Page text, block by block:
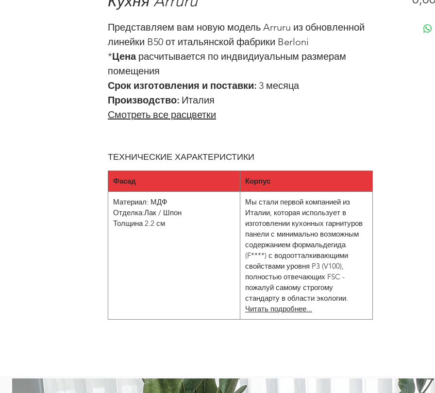
Представляем вам новую модель Arruru из обновленной
линейки B50 от итальянской фабрики Berloni
*Ценарасчитывается по индвидиуальным размерам
помещения
Срок изготовления и поставки: 3 месяца
Производство: Италия
Смотреть все расцветки
ТЕХНИЧЕСКИЕ ХАРАКТЕРИСТИКИ
Фасад Корпус
Материал: МДФ
Отделка:Лак / Шпон
Толщина 2.2 см
Мы стали первой компанией из
Италии, которая использует в
изготовлении кухонных гарнитуров
панели с минимально возможным
содержанием формальдегида
(F****) с водоотталкивающими
свойствами уровня P3 (V100),
полностью отвечающих FSC -
пожалуй самому строгому
стандарту в области экологии.
Читать подробнее...